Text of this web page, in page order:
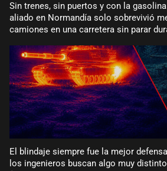
Sin trenes, sin puertos y con la
aliado en Normandía solo sobrevivió
camiones en una carretera sin parar
El blindaje siempre fue la mejor
los ingenieros buscan algo muy